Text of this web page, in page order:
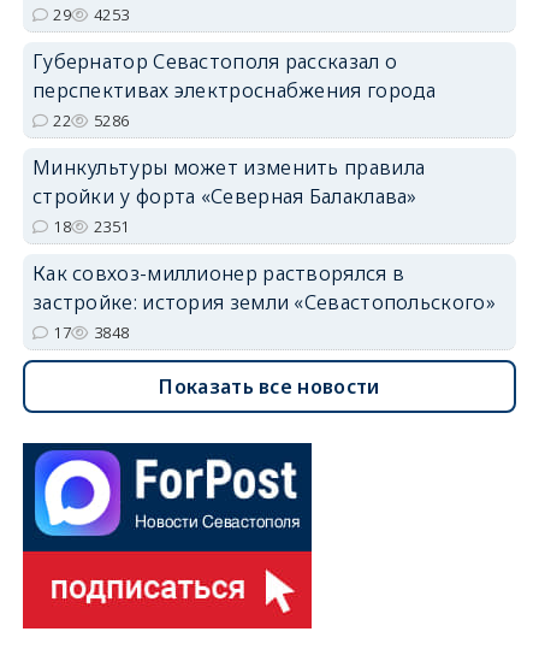
29 4253
Губернатор Севастополя рассказал о
перспективах электроснабжения города
22 5286
Минкультуры может изменить правила
стройки у форта «Северная Балаклава»
18 2351
Как совхоз-миллионер растворялся в
застройке: история земли «Севастопольского»
17 3848
Показать все новости